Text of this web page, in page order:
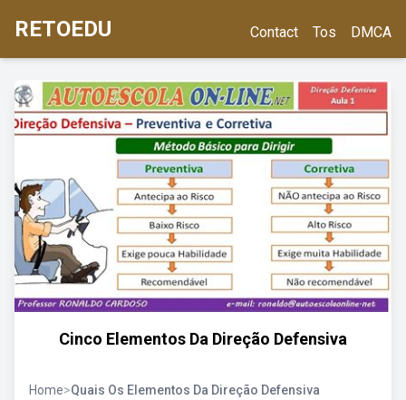
RETOEDU Contact Tos DMCA
Cinco Elementos Da Direção Defensiva
Home>Quais Os Elementos Da Direção Defensiva